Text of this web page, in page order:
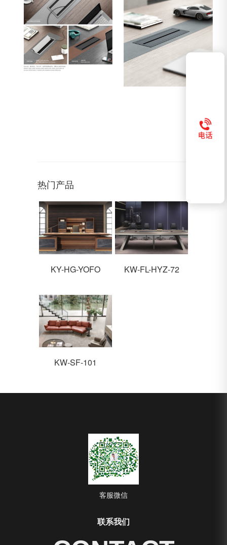
热门产品
KY-HG-YOFO KW-FL-HYZ-72
KW-SF-101
客服微信
联系我们